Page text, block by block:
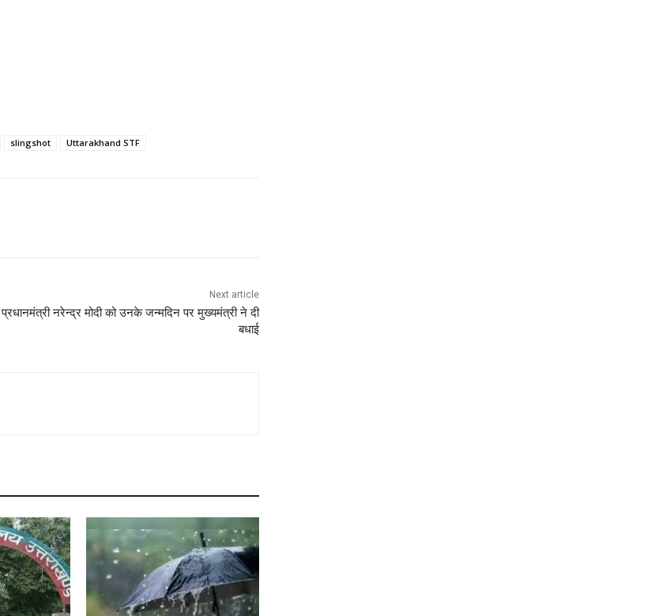
slingshot Uttarakhand STF
Next article
प्रधानमंत्री नरेन्द्र मोदी को उनके जन्मदिन पर मुख्यमंत्री ने दी
बधाई